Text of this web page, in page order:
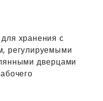
хранения с
регулируемыми
дверцами